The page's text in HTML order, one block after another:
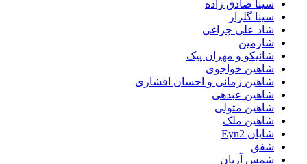
سینا صادق زاده
سینا گلزار
شاد علی چراغی
شارمین
شانیکو و مهران پیک
شاهین خواجوی
شاهین زمانی و احسان افشاری
شاهین عبدهی
شاهین متولی
شاهین ملک
شایان Eyn2
شفق
شمس آریان